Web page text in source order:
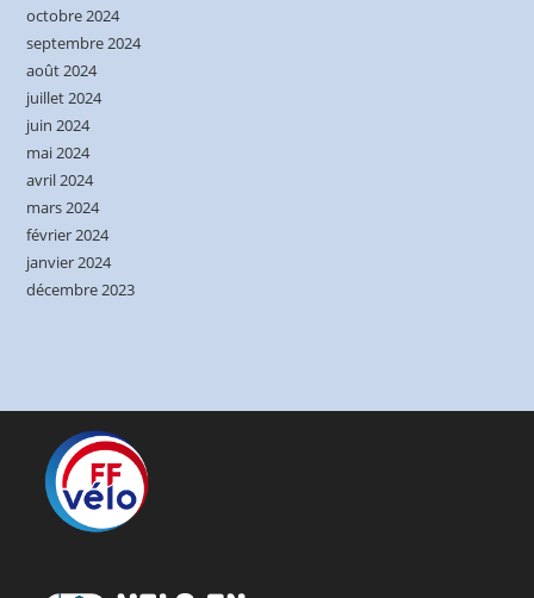
octobre 2024
septembre 2024
août 2024
juillet 2024
juin 2024
mai 2024
avril 2024
mars 2024
février 2024
janvier 2024
décembre 2023